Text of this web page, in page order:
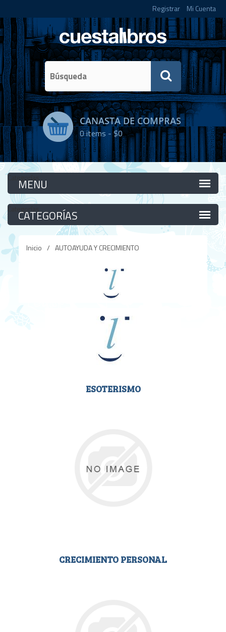
Registrar Mi Cuenta
CANASTA DE COMPRAS
0items -$0
Categorías
Categorías
Inicio / AUTOAYUDA Y CRECIMIENTO
ESOTERISMO
CRECIMIENTO PERSONAL